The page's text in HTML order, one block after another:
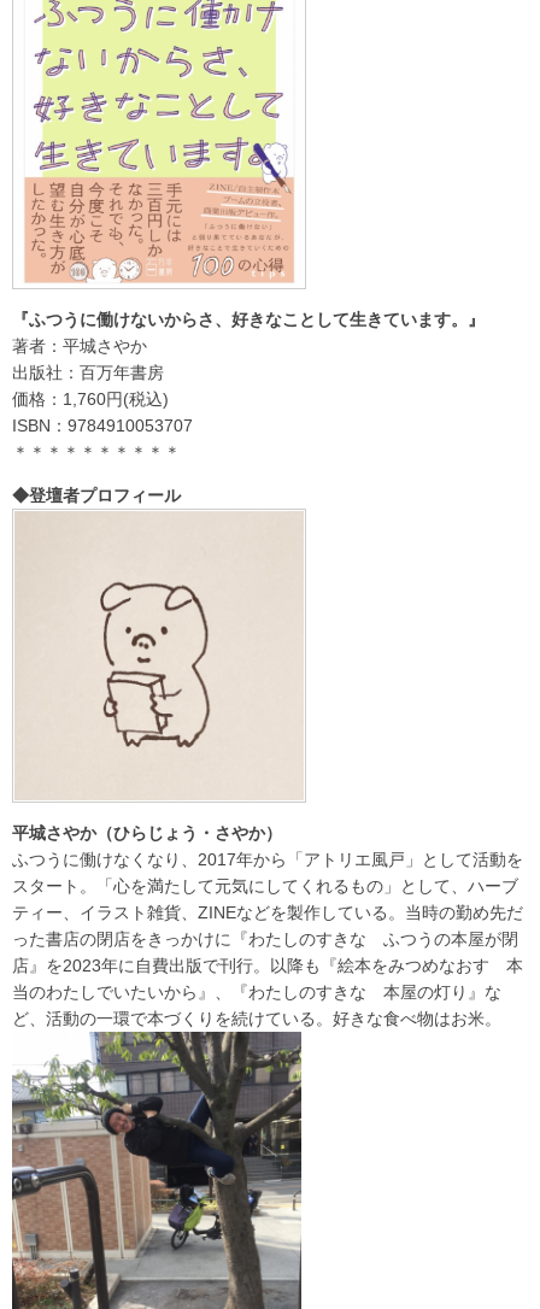
『ふつうに働けないからさ、好きなことして生きています。』
著者：平城さやか
出版社：百万年書房
価格：1,760円(税込)
ISBN：9784910053707
＊＊＊＊＊＊＊＊＊＊
◆登壇者プロフィール
平城さやか（ひらじょう・さやか）
ふつうに働けなくなり、2017年から「アトリエ風戸」として活動を
スタート。「心を満たして元気にしてくれるもの」として、ハーブ
ティー、イラスト雑貨、ZINEなどを製作している。当時の勤め先だ
った書店の閉店をきっかけに『わたしのすきな ふつうの本屋が閉
店』を2023年に自費出版で刊行。以降も『絵本をみつめなおす 本
当のわたしでいたいから』、『わたしのすきな 本屋の灯り』な
ど、活動の一環で本づくりを続けている。好きな食べ物はお米。